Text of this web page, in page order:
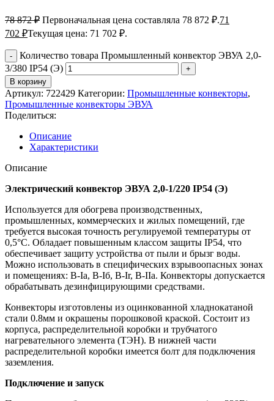
78 872₽ Первоначальная цена составляла 78 872 ₽.71
702 ₽Текущая цена: 71 702 ₽.
Количество товара Промышленный конвектор ЭВУА 2,0-
3/380 IP54 (Э)
В корзину
Артикул: 722429 Категории: Промышленные конвекторы,
Промышленные конвекторы ЭВУА
Поделиться:
Описание
Характеристики
Описание
Электрический конвектор ЭВУА 2,0-1/220 IP54 (Э)
Используется для обогрева производственных,
промышленных, коммерческих и жилых помещений, где
требуется высокая точность регулируемой температуры от
0,5°С. Обладает повышенным классом защиты IP54, что
обеспечивает защиту устройства от пыли и брызг воды.
Можно использовать в специфических взрывоопасных зонах
и помещениях: B-Ia, В-Iб, В-Ir, B-IIа. Конвекторы допускается
обрабатывать дезинфицирующими средствами.
Конвекторы изготовлены из оцинкованной хладнокатаной
стали 0.8мм и окрашены порошковой краской. Состоит из
корпуса, распределительной коробки и трубчатого
нагревательного элемента (ТЭН). В нижней части
распределительной коробки имеется болт для подключения
заземления.
Подключение и запуск